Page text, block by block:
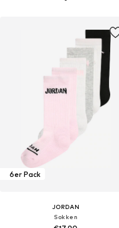
6er Pack
JORDAN
Sokken